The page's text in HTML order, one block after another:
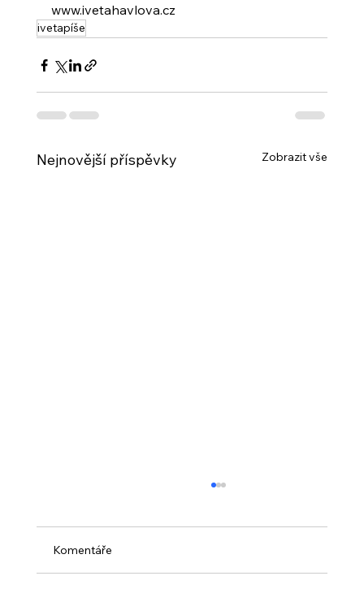
www.ivetahavlova.cz
ivetapíše
Nejnovější příspěvky Zobrazit vše
Komentáře